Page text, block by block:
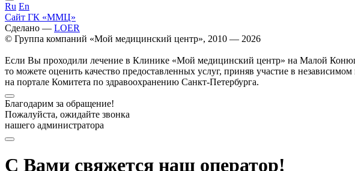
Ru En
Сайт ГК «ММЦ»
Сделано — LOER
© Группа компаний «Мой медицинский центр», 2010 — 2026
Если Вы проходили лечение в Клинике «Мой медицинский центр» на Малой
то можете оценить качество предоставленных услуг, приняв участие в независимом
на портале Комитета по здравоохранению Санкт-Петербурга.
Благодарим за обращение!
Пожалуйста, ожидайте звонка
нашего администратора
С Вами свяжется наш оператор!